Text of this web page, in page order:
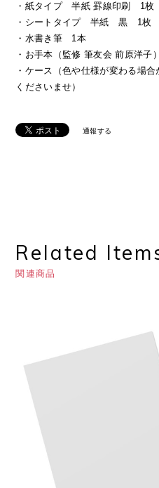
・紙タイプ 半紙 罫線印刷 1枚
・シートタイプ 半紙 黒 1枚
・水書き筆 1本
・お手本（監修 筆友会 前原洋子）
・ケース（色や仕様が変わる場
くださいませ）
通報する
Related
関連商品